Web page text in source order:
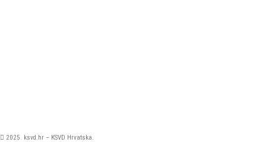
2025. ksvd.hr – KSVD Hrvatska.